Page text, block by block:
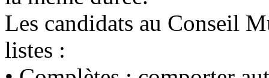
Les candidats au Conseil
listes :